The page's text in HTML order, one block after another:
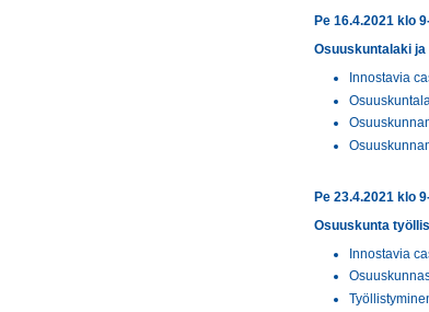
Pe 16.4.2021
Osuuskuntalaki
Innostavia
Pe 23.4.2021 klo
Osuuskunta
Innostavia